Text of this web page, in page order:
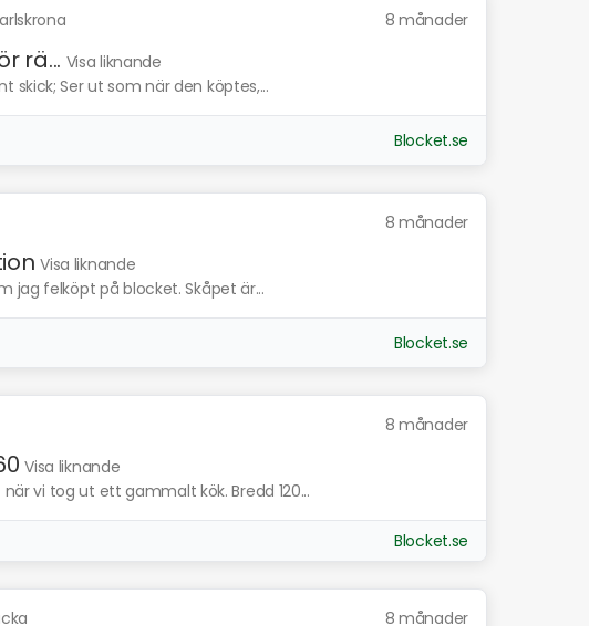
8 månader
rä... Visa liknande
skick; Ser ut som när den köptes,...
Blocket.se
8 månader
Visa liknande
jag felköpt på blocket. Skåpet är...
Blocket.se
8 månader
Visa liknande
vi tog ut ett gammalt kök. Bredd 120...
Blocket.se
8 månader